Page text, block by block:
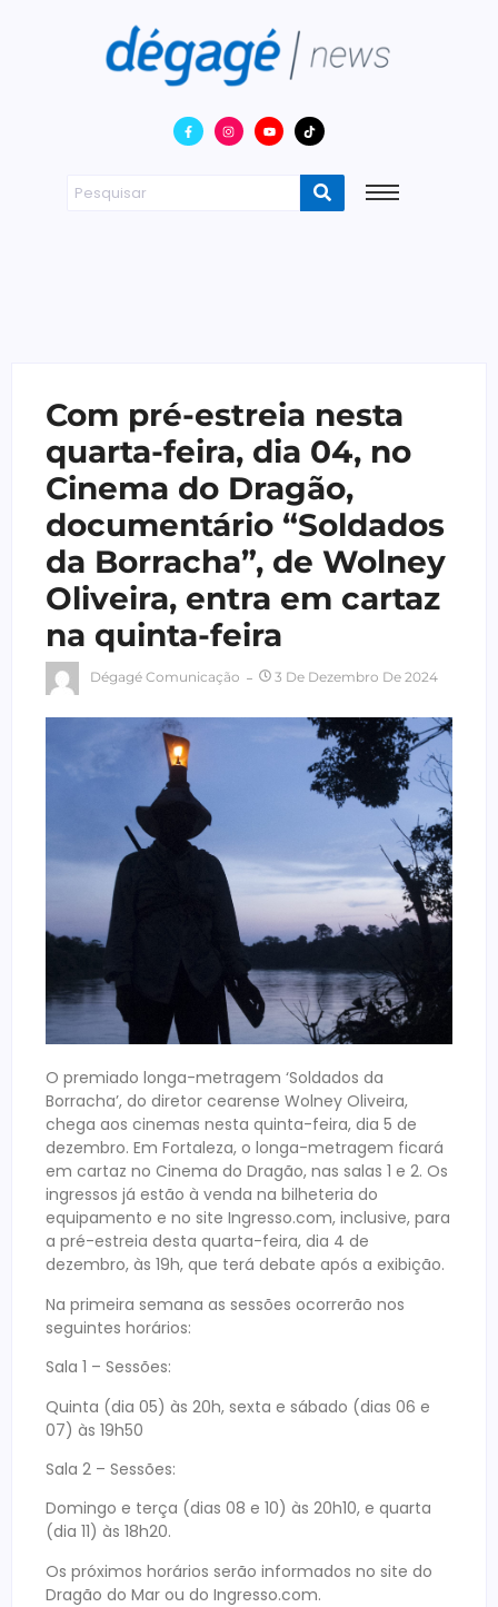
Com pré-estreia nesta
quarta-feira, dia 04, no
Cinema do Dragão,
documentário “Soldados
da Borracha”, de Wolney
Oliveira, entra em cartaz
na quinta-feira
Dégagé Comunicação 3 De Dezembro De 2024
O premiado longa-metragem ‘Soldados da
Borracha’, do diretor cearense Wolney Oliveira,
chega aos cinemas nesta quinta-feira, dia 5 de
dezembro. Em Fortaleza, o longa-metragem ficará
em cartaz no Cinema do Dragão, nas salas 1 e 2. Os
ingressos já estão à venda na bilheteria do
equipamento e no site Ingresso.com, inclusive, para
a pré-estreia desta quarta-feira, dia 4 de
dezembro, às 19h, que terá debate após a exibição.
Na primeira semana as sessões ocorrerão nos
seguintes horários:
Sala 1 – Sessões:
Quinta (dia 05) às 20h, sexta e sábado (dias 06 e
07) às 19h50
Sala 2 – Sessões:
Domingo e terça (dias 08 e 10) às 20h10, e quarta
(dia 11) às 18h20.
Os próximos horários serão informados no site do
Dragão do Mar ou do Ingresso.com.